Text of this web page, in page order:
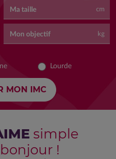
Ma taille cm
Mon objectif kg
Lourde
simple
!